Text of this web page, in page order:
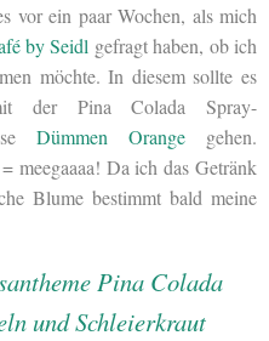
vor ein paar Wochen, als mich
by Seidl gefragt haben, ob ich
möchte. In diesem sollte es
der Pina Colada Spray-
Dümmen Orange gehen.
meegaaaa! Da ich das Getränk
Blume bestimmt bald meine